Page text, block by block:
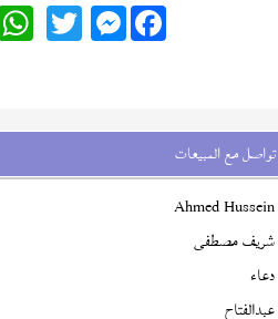
Messenger
تواصل مع المبيعات
Ahmed Hussein
شريف مصطفى
دعاء
عبدالفتاح